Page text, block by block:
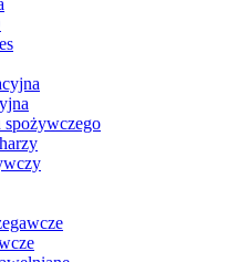
spożywczego